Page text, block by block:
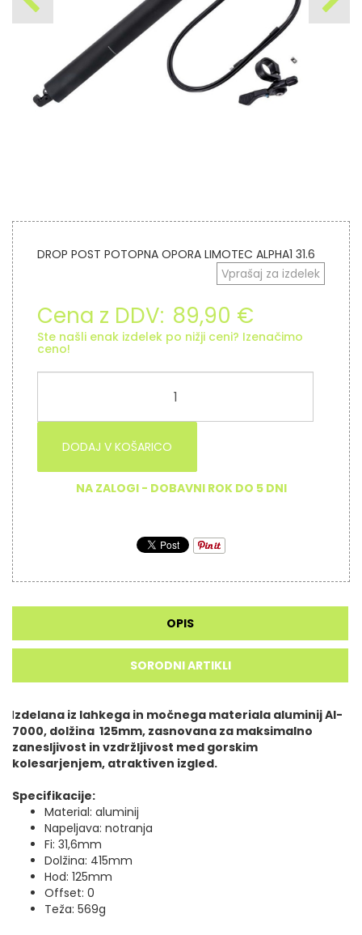
DROP POST POTOPNA OPORA LIMOTEC ALPHA1 31.6
Vprašaj za izdelek
Cena z DDV: 89,90 €
Ste našli enak izdelek po nižji ceni? Izenačimo
ceno!
DODAJ V KOŠARICO
NA ZALOGI - DOBAVNI ROK DO 5 DNI
OPIS
SORODNI ARTIKLI
Izdelana iz lahkega in močnega materiala aluminij Al-
7000, dolžina 125mm, zasnovana za maksimalno
zanesljivost in vzdržljivost med gorskim
kolesarjenjem, atraktiven izgled.
Specifikacije:
Material: aluminij
Napeljava: notranja
Fi: 31,6mm
Dolžina: 415mm
Hod: 125mm
Offset: 0
Teža: 569g